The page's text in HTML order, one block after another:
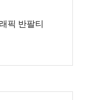
픽 반팔티